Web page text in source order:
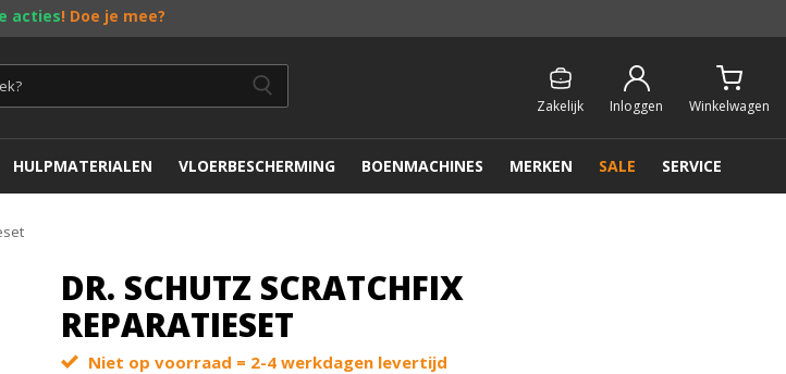
acties! Doe je mee?
Zakelijk Inloggen Winkelwagen
HULPMATERIALEN VLOERBESCHERMING BOENMACHINES MERKEN SALE SERVICE
DR. SCHUTZ SCRATCHFIX
REPARATIESET
Niet op voorraad = 2-4 werkdagen levertijd